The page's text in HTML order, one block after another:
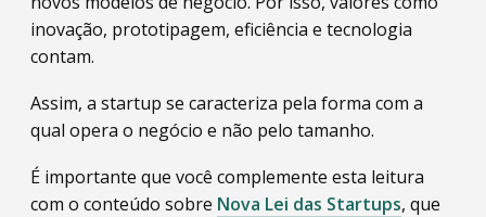
inovação, prototipagem, eficiência e tecnologia
contam.
Assim, a startup se caracteriza pela forma com a
qual opera o negócio e não pelo tamanho.
É importante que você complemente esta leitura
com o conteúdo sobre Nova Lei das Startups, que